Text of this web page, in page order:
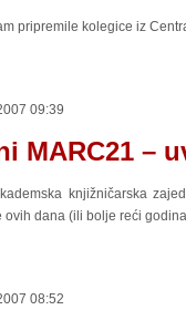
pripremile kolegice iz
09:39
MARC21 –
knjižničarska
ovih dana (ili bolje reći
08:52